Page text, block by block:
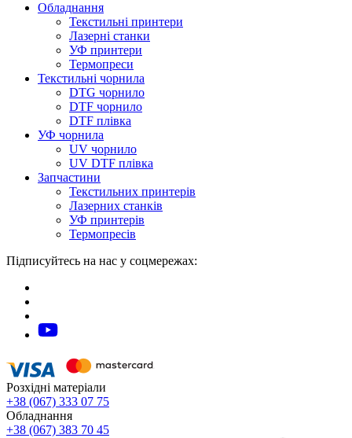
Обладнання
Текстильні принтери
Лазерні станки
УФ принтери
Термопреси
Текстильні чорнила
DTG чорнило
DTF чорнило
DTF плівка
УФ чорнила
UV чорнило
UV DTF плівка
Запчастини
Текстильних принтерів
Лазерних станків
УФ принтерів
Термопресів
Підписуйтесь на нас у соцмережах:
Розхідні матеріали
+38 (067) 333 07 75
Обладнання
+38 (067) 383 70 45